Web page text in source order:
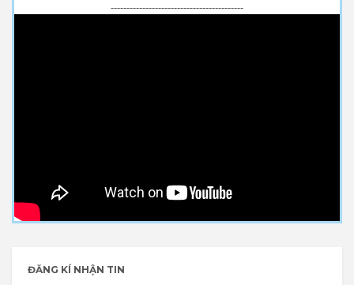
------------------------------------------
ĐĂNG KÍ NHẬN TIN